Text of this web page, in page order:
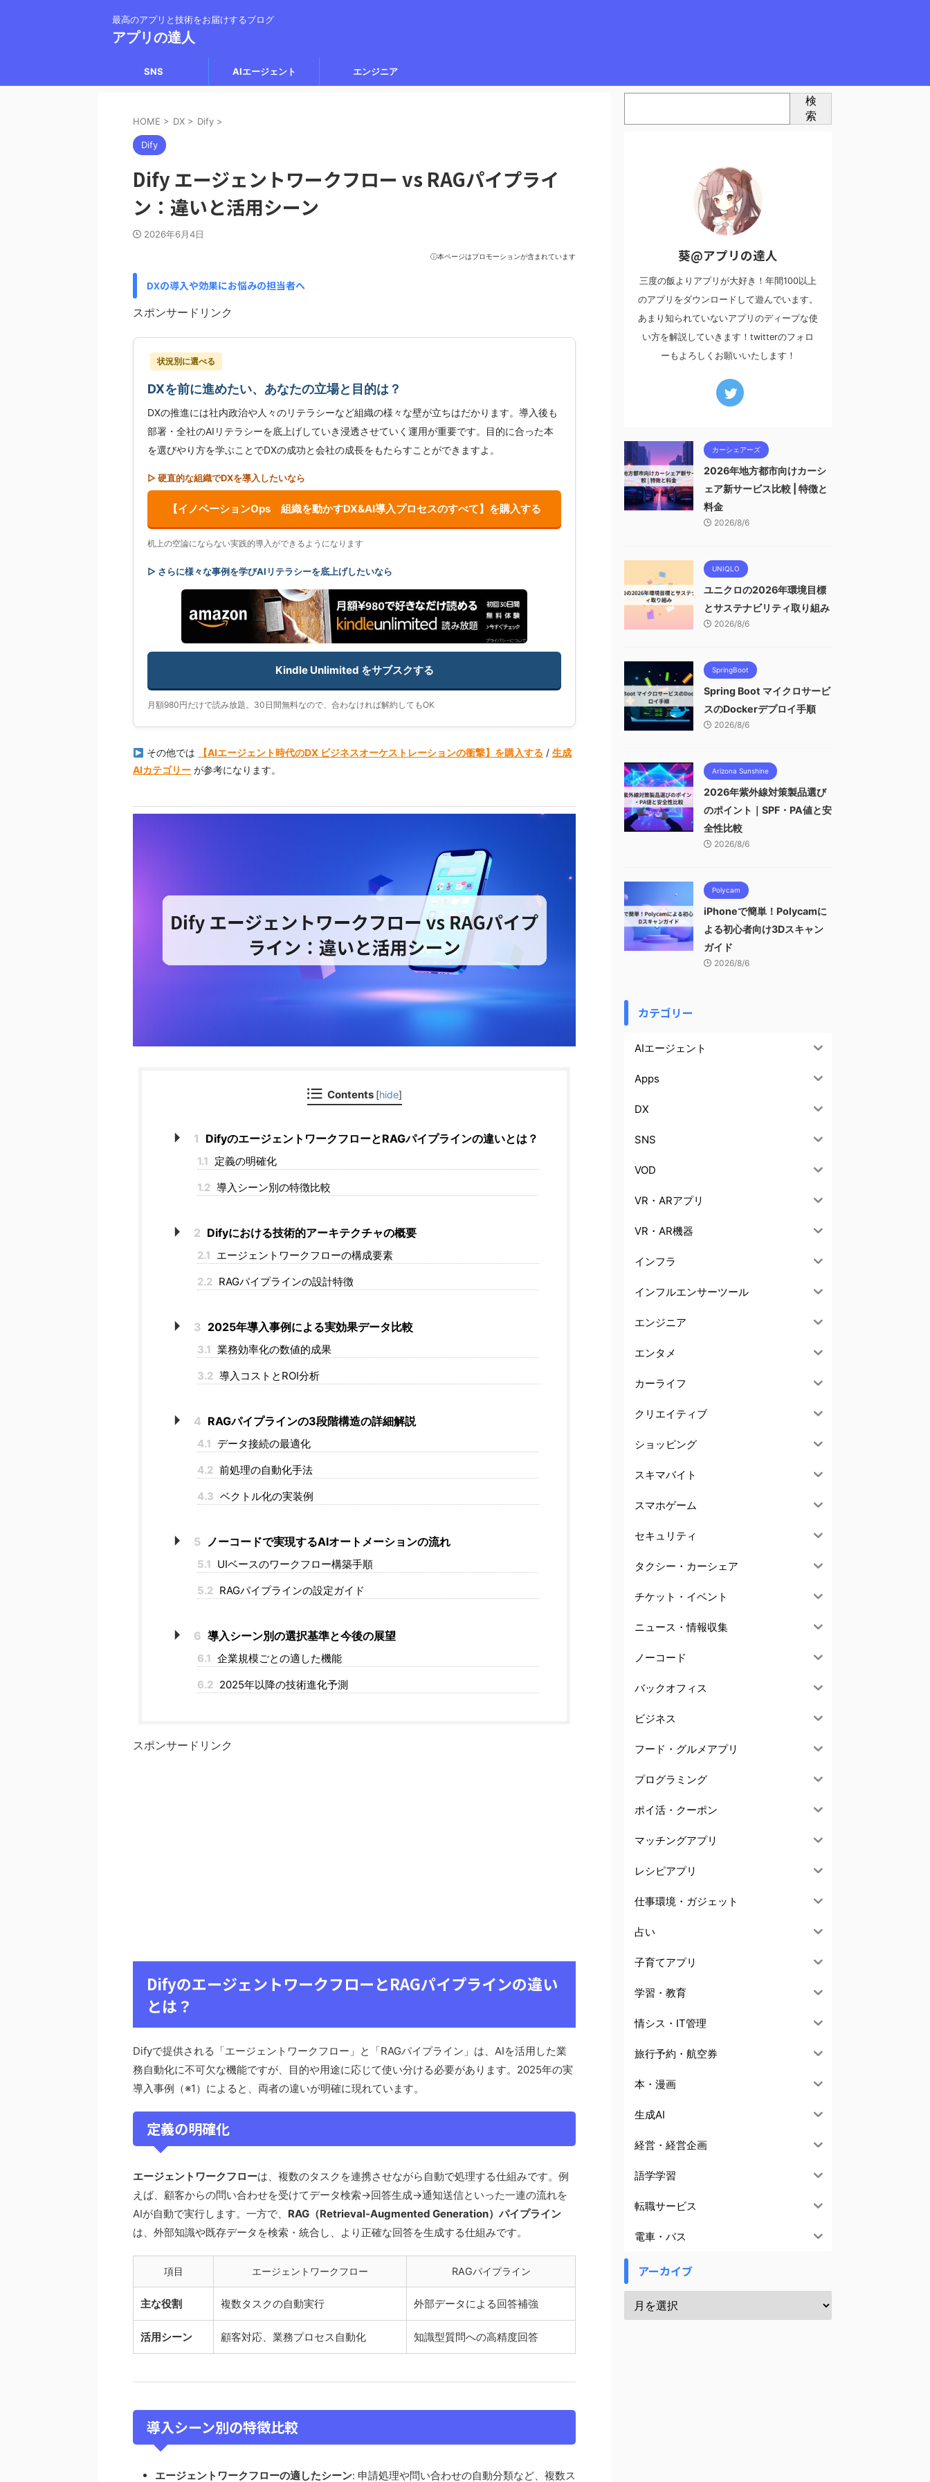
最高のアプリと技術をお届けするブログ
アプリの達人
SNS AIエージェント エンジニア
HOME > DX > Dify >
Dify
Dify エージェントワークフロー vs RAGパイプライ
ン：違いと活用シーン
2026年6月4日
ⓘ本ページはプロモーションが含まれています
DXの導入や効果にお悩みの担当者へ
スポンサードリンク
状況別に選べる
DXを前に進めたい、あなたの立場と目的は？
DXの推進には社内政治や人々のリテラシーなど組織の様々な壁が立ちはだかります。導入後も
部署・全社のAIリテラシーを底上げしていき浸透させていく運用が重要です。目的に合った本
を選びやり方を学ぶことでDXの成功と会社の成長をもたらすことができますよ。
▷ 硬直的な組織でDXを導入したいなら
【イノベーションOps 組織を動かすDX&AI導入プロセスのすべて】を購入する
机上の空論にならない実践的導入ができるようになります
▷ さらに様々な事例を学びAIリテラシーを底上げしたいなら
Kindle Unlimited をサブスクする
月額980円だけで読み放題。30日間無料なので、合わなければ解約してもOK
その他では 【AIエージェント時代のDX ビジネスオーケストレーションの衝撃】を購入する / 生成
AIカテゴリー が参考になります。
Contents [hide]
1 DifyのエージェントワークフローとRAGパイプラインの違いとは？
1.1 定義の明確化
1.2 導入シーン別の特徴比較
2 Difyにおける技術的アーキテクチャの概要
2.1 エージェントワークフローの構成要素
2.2 RAGパイプラインの設計特徴
3 2025年導入事例による実効果データ比較
3.1 業務効率化の数値的成果
3.2 導入コストとROI分析
4 RAGパイプラインの3段階構造の詳細解説
4.1 データ接続の最適化
4.2 前処理の自動化手法
4.3 ベクトル化の実装例
5 ノーコードで実現するAIオートメーションの流れ
5.1 UIベースのワークフロー構築手順
5.2 RAGパイプラインの設定ガイド
6 導入シーン別の選択基準と今後の展望
6.1 企業規模ごとの適した機能
6.2 2025年以降の技術進化予測
スポンサードリンク
DifyのエージェントワークフローとRAGパイプラインの違い
とは？
Difyで提供される「エージェントワークフロー」と「RAGパイプライン」は、AIを活用した業
務自動化に不可欠な機能ですが、目的や用途に応じて使い分ける必要があります。2025年の実
導入事例（※1）によると、両者の違いが明確に現れています。
定義の明確化
エージェントワークフローは、複数のタスクを連携させながら自動で処理する仕組みです。例
えば、顧客からの問い合わせを受けてデータ検索→回答生成→通知送信といった一連の流れを
AIが自動で実行します。一方で、 RAG（Retrieval-Augmented Generation）パイプライン
は、外部知識や既存データを検索・統合し、より正確な回答を生成する仕組みです。
項目 エージェントワークフロー RAGパイプライン
主な役割 複数タスクの自動実行 外部データによる回答補強
活用シーン 顧客対応、業務プロセス自動化 知識型質問への高精度回答
導入シーン別の特徴比較
エージェントワークフローの適したシーン: 申請処理や問い合わせの自動分類など、複数ス
検
索
葵@アプリの達人
三度の飯よりアプリが大好き！年間100以上
のアプリをダウンロードして遊んでいます。
あまり知られていないアプリのディープな使
い方を解説していきます！twitterのフォロ
ーもよろしくお願いいたします！
カーシェアーズ
2026年地方都市向けカーシ
ェア新サービス比較 | 特徴と
料金
2026/8/6
UNIQLO
ユニクロの2026年環境目標
とサステナビリティ取り組み
2026/8/6
SpringBoot
Spring Boot マイクロサービ
スのDockerデプロイ手順
2026/8/6
Arizona Sunshine
2026年紫外線対策製品選び
のポイント｜SPF・PA値と安
全性比較
2026/8/6
Polycam
iPhoneで簡単！Polycamに
よる初心者向け3Dスキャン
ガイド
2026/8/6
カテゴリー
AIエージェント
Apps
DX
SNS
VOD
VR・ARアプリ
VR・AR機器
インフラ
インフルエンサーツール
エンジニア
エンタメ
カーライフ
クリエイティブ
ショッピング
スキマバイト
スマホゲーム
セキュリティ
タクシー・カーシェア
チケット・イベント
ニュース・情報収集
ノーコード
バックオフィス
ビジネス
フード・グルメアプリ
プログラミング
ポイ活・クーポン
マッチングアプリ
レシピアプリ
仕事環境・ガジェット
占い
子育てアプリ
学習・教育
情シス・IT管理
旅行予約・航空券
本・漫画
生成AI
経営・経営企画
語学学習
転職サービス
電車・バス
アーカイブ